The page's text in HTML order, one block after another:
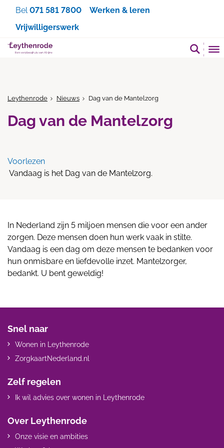
Bel071 581 7800
Werken & leren
Vrijwilligerswerk
Leythenrode Nieuws Dag van de Mantelzorg
Dag van de Mantelzorg
Voorlezen
Vandaag is het Dag van de Mantelzorg.
In Nederland zijn 5 miljoen mensen die voor een ander
zorgen. Deze mensen doen hun werk vaak in stilte.
Vandaag is een dag om deze mensen te bedanken voor
hun onmisbare en liefdevolle inzet. Mantelzorger,
bedankt. U bent geweldig!
Snel naar
Wonen in Leythenrode
ZorgkaartNederland.nl
Zelf regelen
Ik wil advies over wonen in Leythenrode
Over Leythenrode
Onze visie en ambities